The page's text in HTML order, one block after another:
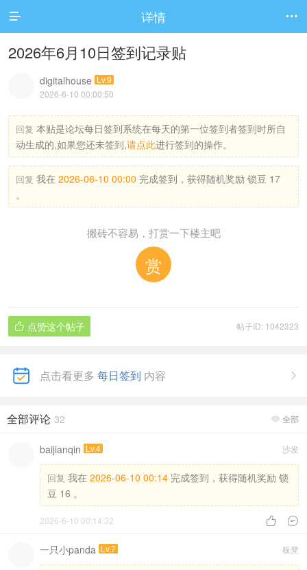
 详情 
2026年6月10日签到记录贴
digitalhouse Lv.9
2026-6-10 00:00:50
回复 本贴是论坛每日签到系统在每天的第一位签到者签到时所自
动生成的,如果您还未签到,请点此进行签到的操作。
回复 我在 2026-06-10 00:00 完成签到，获得随机奖励 锁豆 17
。
搬砖不容易，打赏一下楼主吧
赏
帖子ID: 1042323
 点赞这个帖子

点击看更多 每日签到 内容
 全部
全部评论 32
沙发
baijianqin Lv.4
回复 我在 2026-06-10 00:14 完成签到，获得随机奖励 锁
豆 16 。
 
2026-6-10 00:14:32
板凳
一只小panda Lv.7